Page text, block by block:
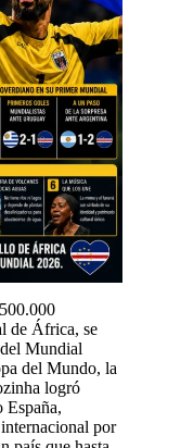
de África, se
Mundial
del Mundo, la
logró
España,
por